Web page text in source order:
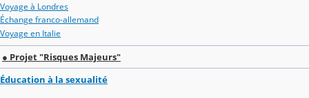
Voyage à Londres
Échange franco-allemand
Voyage en Italie
● Projet "Risques Majeurs"
Éducation à la sexualité